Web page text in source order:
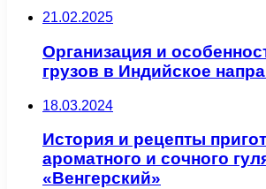
21.02.2025
Организация и
грузов в Индийское
18.03.2024
История и рецепты
ароматного и сочного
«Венгерский»